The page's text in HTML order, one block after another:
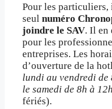
Pour les particuliers,
seul numéro
joindre le SAV. Il en
pour les
entreprises. Les
d’ouverture de la
lundi au vendredi de
le samedi de 8h à 12h
fériés).